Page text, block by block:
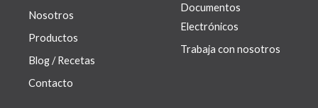
Nosotros
Productos
Blog / Recetas
Contacto
Documentos
Electrónicos
Trabaja con nosotros